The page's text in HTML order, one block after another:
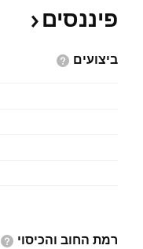
פיננסים
ביצועים
רמת החוב והכיסוי